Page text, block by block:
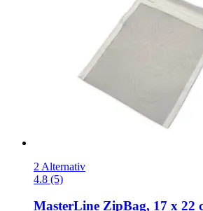
2 Alternativ
4.8 (5)
MasterLine ZipBag, 17 x 22